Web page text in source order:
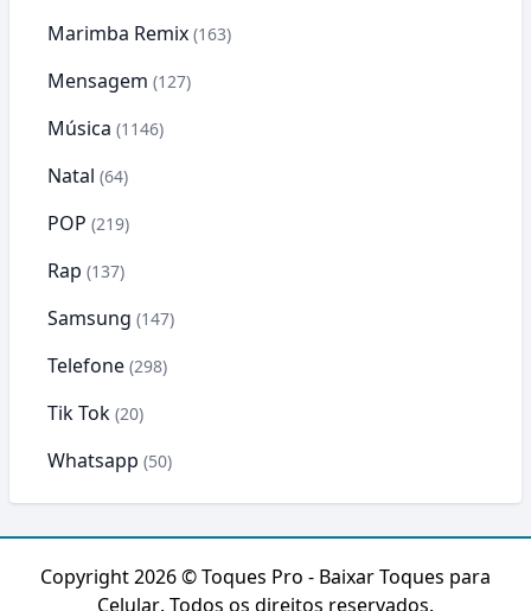
Marimba Remix (163)
Mensagem (127)
Música (1146)
Natal (64)
POP (219)
Rap (137)
Samsung (147)
Telefone (298)
Tik Tok (20)
Whatsapp (50)
Copyright 2026 ©Toques Pro - Baixar Toques para
Celular. Todos os direitos reservados.